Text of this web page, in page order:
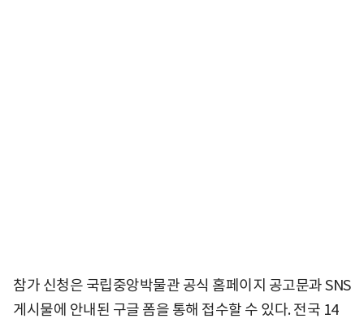
참가 신청은 국립중앙박물관 공식 홈페이지 공고문과 SNS
게시물에 안내된 구글 폼을 통해 접수할 수 있다. 전국 14